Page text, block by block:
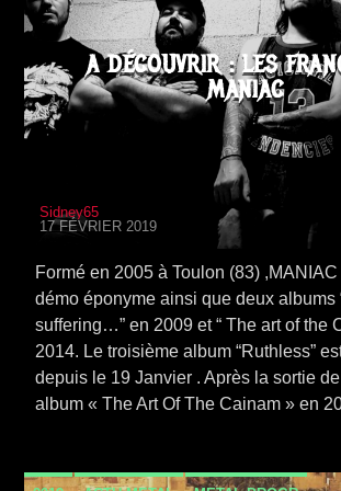
A DÉCOUVRIR : LES
MANIAC
Sidney65
17 FÉVRIER 2019
Formé en 2005 à Toulon (83)
démo éponyme ainsi que deux albums
suffering…” en 2009 et “ The art of the
2014. Le troisième album “Ruthless”
depuis le 19 Janvier . Après la sortie
album « The Art Of The Cainam » en